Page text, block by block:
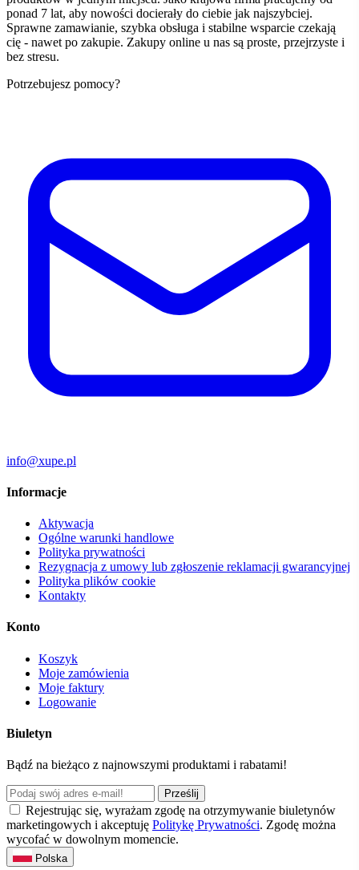
ponad 7 lat, aby nowości docierały do ciebie jak najszybciej.
Sprawne zamawianie, szybka obsługa i stabilne wsparcie czekają
cię - nawet po zakupie. Zakupy online u nas są proste, przejrzyste i
bez stresu.
Potrzebujesz pomocy?
info@xupe.pl
Informacje
Aktywacja
Ogólne warunki handlowe
Polityka prywatności
Rezygnacja z umowy lub zgłoszenie reklamacji gwarancyjnej
Polityka plików cookie
Kontakty
Konto
Koszyk
Moje zamówienia
Moje faktury
Logowanie
Biuletyn
Bądź na bieżąco z najnowszymi produktami i rabatami!
Prześlij
Rejestrując się, wyrażam zgodę na otrzymywanie biuletynów
marketingowych i akceptuję Politykę Prywatności. Zgodę można
wycofać w dowolnym momencie.
Polska